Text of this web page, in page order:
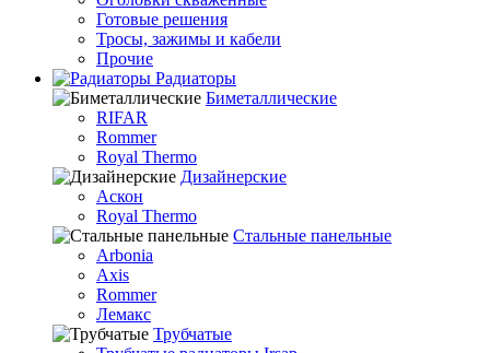
Готовые решения
Тросы, зажимы и кабели
Прочие
Радиаторы
Биметаллические
RIFAR
Rommer
Royal Thermo
Дизайнерские
Аскон
Royal Thermo
Стальные панельные
Arbonia
Axis
Rommer
Лемакс
Трубчатые